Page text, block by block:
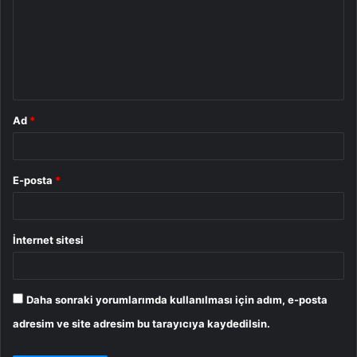
Ad *
E-posta *
İnternet sitesi
Daha sonraki yorumlarımda kullanılması için adım, e-posta
adresim ve site adresim bu tarayıcıya kaydedilsin.